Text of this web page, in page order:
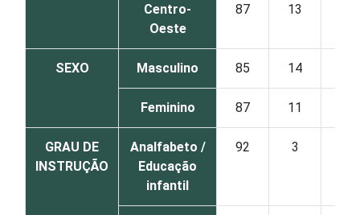
Centro-
Oeste
87 13
SEXO Masculino 85 14
Feminino 87 11
GRAU DE
INSTRUÇÃO
Analfabeto /
Educação
infantil
92 3